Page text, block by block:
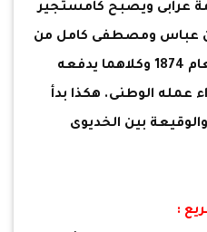
عرابى ويصبح كامستجير
عباس ومصطفى كامل من
عمر واحد وولدا فى نفس العام 1874 وكلاهما يدفعه
الوطنى. هكذا بدأ
والوقيعة بين الخديوى
: